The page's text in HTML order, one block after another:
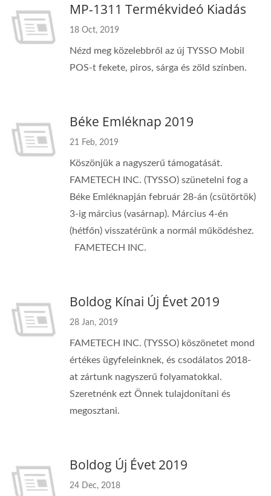
MP-1311 Termékvideó Kiadás
18 Oct, 2019
Nézd meg közelebbről az új TYSSO Mobil
POS-t fekete, piros, sárga és zöld színben.
Béke Emléknap 2019
21 Feb, 2019
Köszönjük a nagyszerű támogatását.
FAMETECH INC. (TYSSO) szünetelni fog a
Béke Emléknapján február 28-án (csütörtök)
3-ig március (vasárnap). Március 4-én
(hétfőn) visszatérünk a normál működéshez.
FAMETECH INC.
Boldog Kínai Új Évet 2019
28 Jan, 2019
FAMETECH INC. (TYSSO) köszönetet mond
értékes ügyfeleinknek, és csodálatos 2018-
at zártunk nagyszerű folyamatokkal.
Szeretnénk ezt Önnek tulajdonítani és
megosztani.
Boldog Új Évet 2019
24 Dec, 2018